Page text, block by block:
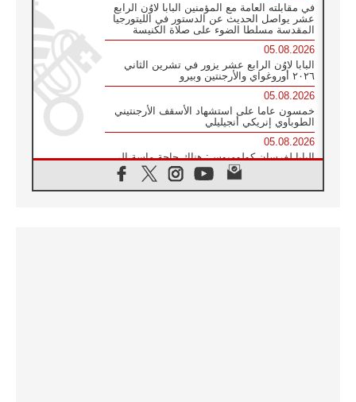
في مقابلته العامة مع المؤمنين البابا لاوُن الرابع
عشر يواصل الحديث عن الدستور في الليتورجيا
المقدسة مسلطا الضوء على صلاة الكنيسة
05.08.2026
البابا لاوُن الرابع عشر يزور في تشرين الثاني
٢٠٢٦ أوروغواي والأرجنتين وبيرو
05.08.2026
خمسون عاما على استشهاد الأسقف الأرجنتيني
الطوباوي إنريكي أنجيليلي
05.08.2026
البابا لفرسان كولومبوس: هناك حاجة ماسة إلى
أنبياء تناغم يسعون إلى بناء الجسور
04.08.2026